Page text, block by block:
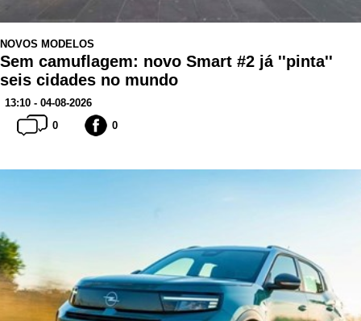
NOVOS MODELOS
Sem camuflagem: novo Smart #2 já ''pinta''
seis cidades no mundo
13:10 - 04-08-2026
0
0